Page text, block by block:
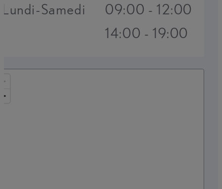
Lundi-Samedi
09:00 - 12:00
14:00 - 19:00